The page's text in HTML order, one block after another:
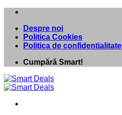
Skip
contentDespre noi
Politica Cookies
Politica de confidentialitate
Cumpără Smart!